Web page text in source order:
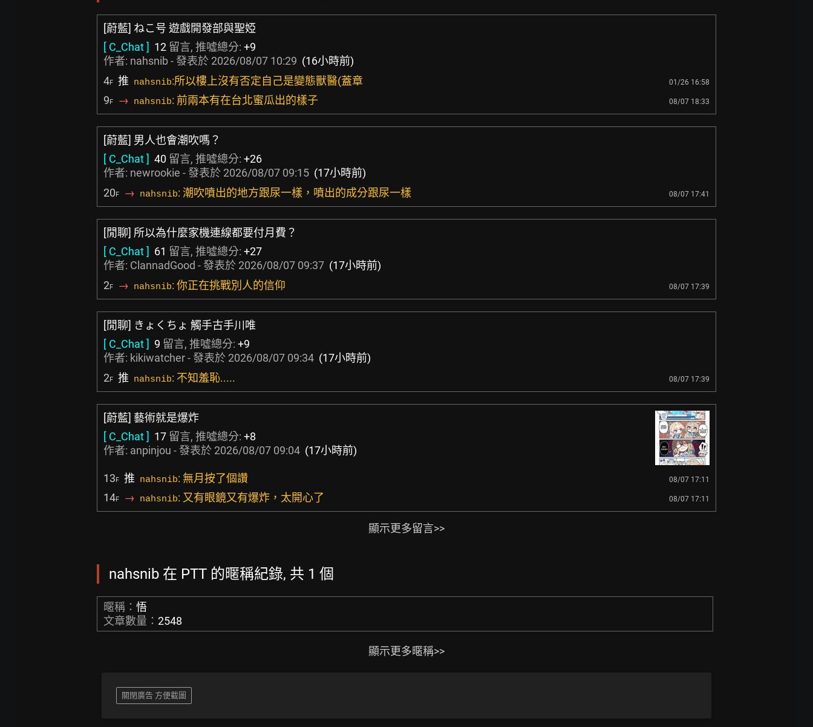
[蔚藍] ねこ号 遊戲開發部與聖婭
[ C_Chat ] 12 留言, 推噓總分: +9
作者: nahsnib - 發表於 2026/08/07 10:29 (16小時前)
4F 推 nahsnib:所以樓上沒有否定自己是變態獸醫(蓋章 01/26 16:58
9F → nahsnib: 前兩本有在台北蜜瓜出的樣子 08/07 18:33
[蔚藍] 男人也會潮吹嗎？
[ C_Chat ] 40 留言, 推噓總分: +26
作者: newrookie - 發表於 2026/08/07 09:15 (17小時前)
20F → nahsnib: 潮吹噴出的地方跟尿一樣，噴出的成分跟尿一樣 08/07 17:41
[閒聊] 所以為什麼家機連線都要付月費？
[ C_Chat ] 61 留言, 推噓總分: +27
作者: ClannadGood - 發表於 2026/08/07 09:37 (17小時前)
2F → nahsnib: 你正在挑戰別人的信仰 08/07 17:39
[閒聊] きょくちょ 觸手古手川唯
[ C_Chat ] 9 留言, 推噓總分: +9
作者: kikiwatcher- 發表於 2026/08/07 09:34 (17小時前)
2F 推 nahsnib: 不知羞恥..... 08/07 17:39
[蔚藍] 藝術就是爆炸
[ C_Chat ] 17 留言, 推噓總分: +8
作者: anpinjou - 發表於 2026/08/07 09:04 (17小時前)
13F 推 nahsnib: 無月按了個讚 08/07 17:11
14F → nahsnib: 又有眼鏡又有爆炸，太開心了 08/07 17:11
顯示更多留言>>
nahsnib 在 PTT 的暱稱紀錄, 共 1 個
暱稱： 悟
文章數量： 2548
顯示更多暱稱>>
關閉廣告 方便截圖